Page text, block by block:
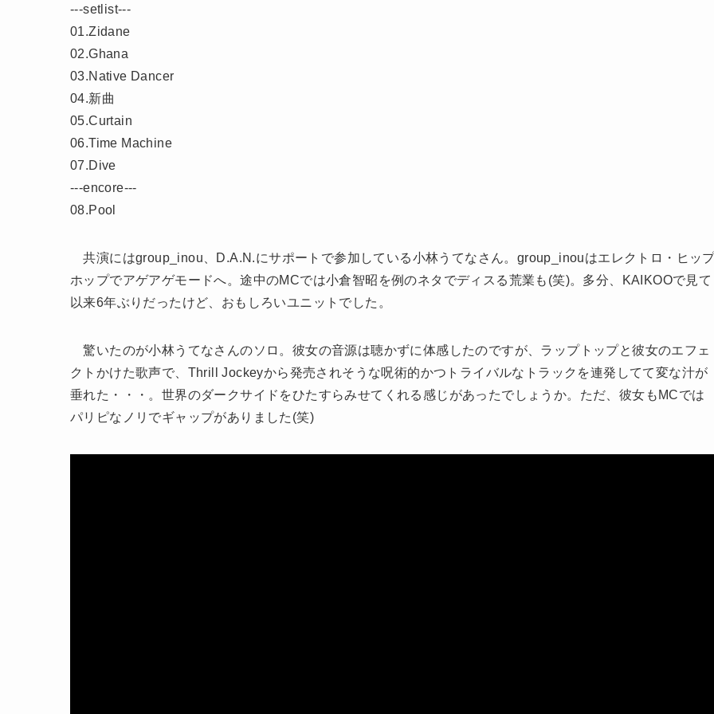
‐‐‐setlist‐‐‐
01.Zidane
02.Ghana
03.Native Dancer
04.新曲
05.Curtain
06.Time Machine
07.Dive
‐‐‐encore‐‐‐
08.Pool
共演にはgroup_inou、D.A.N.にサポートで参加している小林うてなさん。group_inouはエレクトロ・ヒッ
ホップでアゲアゲモードへ。途中のMCでは小倉智昭を例のネタでディスる荒業も(笑)。多分、KAIKOOで見て
以来6年ぶりだったけど、おもしろいユニットでした。
驚いたのが小林うてなさんのソロ。彼女の音源は聴かずに体感したのですが、ラップトップと彼女のエフェ
クトかけた歌声で、Thrill Jockeyから発売されそうな呪術的かつトライバルなトラックを連発してて変な汁が
垂れた・・・。世界のダークサイドをひたすらみせてくれる感じがあったでしょうか。ただ、彼女もMCでは
パリピなノリでギャップがありました(笑)